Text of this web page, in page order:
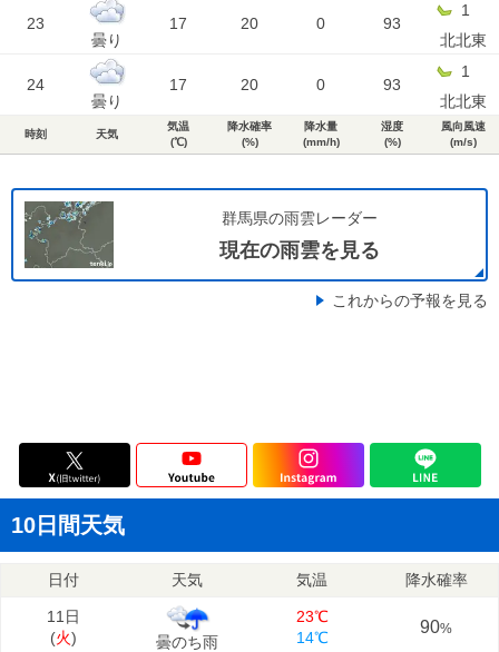
23
曇り
17 20 0 93
1
北北東
24
曇り
17 20 0 93
1
北北東
時刻 天気
気温
(℃)
降水確率
(%)
降水量
(mm/h)
湿度
(%)
風向風速
(m/s)
群馬県の雨雲レーダー
現在の雨雲を見る
これからの予報を見る
10日間天気
日付 天気 気温 降水確率
11日
(火) 曇のち雨
23℃
14℃
90%